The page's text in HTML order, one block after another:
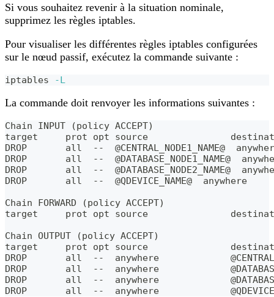
Si vous souhaitez revenir à la situation nominale,
supprimez les règles iptables.
Pour visualiser les différentes règles iptables configurées
sur le nœud passif, exécutez la commande suivante :
iptables -L
La commande doit renvoyer les informations suivantes :
Chain INPUT (policy ACCEPT)
target     prot opt source
DROP       all  --  @CENTRAL_NODE1_NAME@
DROP       all  --  @DATABASE_NODE1_NAME@
DROP       all  --  @DATABASE_NODE2_NAME@
DROP       all  --  @QDEVICE_NAME@  anywhere
Chain FORWARD (policy ACCEPT)
target     prot opt source
Chain OUTPUT (policy ACCEPT)
target     prot opt source
DROP       all  --  anywhere
DROP       all  --  anywhere
DROP       all  --  anywhere
DROP       all  --  anywhere